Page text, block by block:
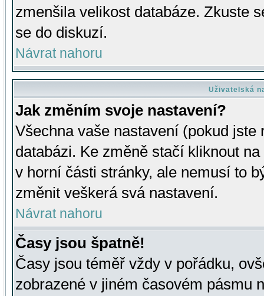
zmenšila velikost databáze. Zkuste
se do diskuzí.
Návrat nahoru
Uživatelská
Jak změním svoje nastavení?
Všechna vaše nastavení (pokud
databázi. Ke změně stačí kliknout
v horní části stránky, ale nemusí to
změnit veškerá svá nastavení.
Návrat nahoru
Časy jsou špatně!
Časy jsou téměř vždy v pořádku,
zobrazené v jiném časovém pásmu